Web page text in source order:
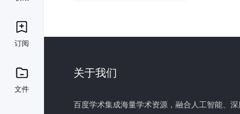
订阅
文件
关于我们
百度学术集成海量学术资源，融合人工智能、